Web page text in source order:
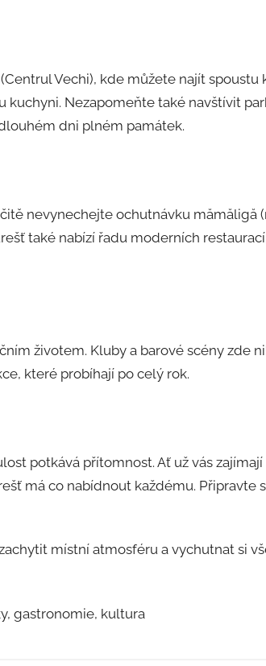
Vechi), kde můžete najít spoustu
Nezapomeňte také navštívit
dni plném památek.
nevynechejte ochutnávku mămăligă
také nabízí řadu moderních
životem. Kluby a barové scény zde
které probíhají po celý rok.
potkává přítomnost. Ať už vás
má co nabídnout každému. Připravte
místní atmosféru a vychutnat si
gastronomie, kultura